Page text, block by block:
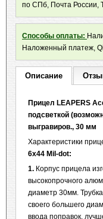
по СПб, Почта России,
Способы оплаты:
Наложенный платеж,
Описание
Прицел LEAPERS
подсветкой
выгравиров., 30 мм
Характеристики
6x44 Mil-dot:
1. Корпус прицела
высокопрочного
диаметр 30мм.
своего большего
ввода поправок,